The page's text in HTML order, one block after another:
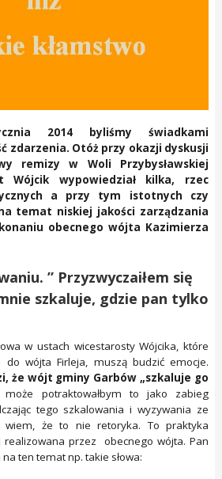
2014 byliśmy świadkami
zdarzenia. Otóż przy okazji dyskusji
remizy w Woli Przybysławskiej
Wójcik wypowiedział kilka, rzec
a przy tym istotnych czy
temat niskiej jakości zarządzania
obecnego wójta Kazimierza
” Przyzwyczaiłem się
szkaluje, gdzie pan tylko
w ustach wicestarosty Wójcika, które
do wójta Firleja, muszą budzić emocje.
że wójt gminy Garbów „szkaluje go
może potraktowałbym to jako zabieg
tego szkalowania i wyzywania ze
wiem, że to nie retoryka. To praktyka
realizowana przez obecnego wójta. Pan
ten temat np. takie słowa: